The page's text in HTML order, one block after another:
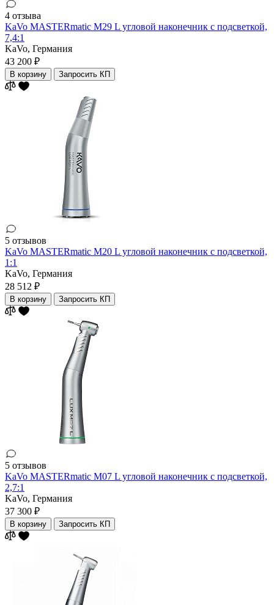
4 отзыва
KaVo MASTERmatic M29 L угловой наконечник с подсветкой,
7,4:1
KaVo, Германия
43 200 ₽
В корзину Запросить КП
5 отзывов
KaVo MASTERmatic M20 L угловой наконечник с подсветкой,
1:1
KaVo, Германия
28 512 ₽
В корзину Запросить КП
5 отзывов
KaVo MASTERmatic M07 L угловой наконечник с подсветкой,
2,7:1
KaVo, Германия
37 300 ₽
В корзину Запросить КП